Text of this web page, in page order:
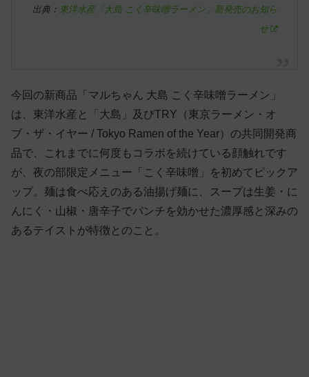
出典： 東洋水産「大島 こく辛味噌ラーメン」新発売のお知ら
せ
今回の新商品「マルちゃん 大島 こく辛味噌ラーメン」
は、東洋水産と「大島」及びTRY（東京ラーメン・オ
ブ・ザ・イヤー / Tokyo Ramen of the Year）の共同開発商
品で、これまでに何度もコラボを続けている顔触れです
が、夜の部限定メニュー「こく辛味噌」を初めてピックア
ップ。麺は食べ応えのある油揚げ麺に、スープは生姜・に
んにく・山椒・唐辛子でパンチを効かせた濃厚感と深みの
あるテイストが特徴とのこと。